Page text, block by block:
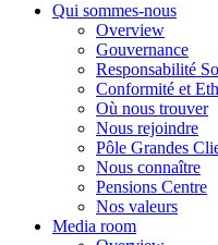
Qui sommes-nous
Overview
Gouvernance
Responsabilité
Conformité et
Où nous trouver
Nous rejoindre
Pôle Grandes
Nous connaître
Pensions Centre
Nos valeurs
Media room